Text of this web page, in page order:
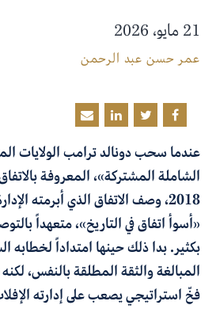
21 مايو، 2026
عمر حسن عبد الرحمن
عندما سحب دونالد ترامب الولايات
الشاملة المشتركة»، المعروفة
2018، وصف الاتفاق الذي أبرمته
«أسوأ اتفاق في التاريخ»، متعهداً
بكثير. بدا ذلك حينها امتداداً لخطابه
المبالغة والثقة المطلقة بالنفس،
فخّ استراتيجي يصعب على إدارته